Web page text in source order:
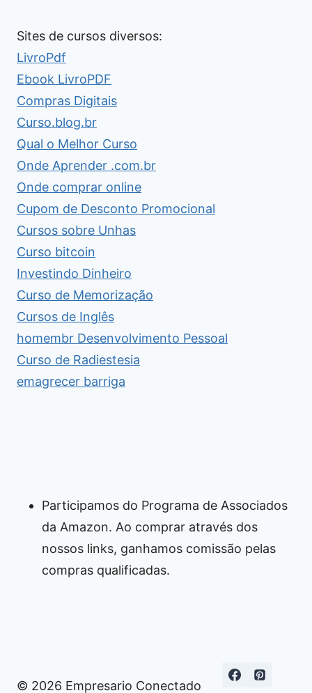
Sites de cursos diversos:
LivroPdf
Ebook LivroPDF
Compras Digitais
Curso.blog.br
Qual o Melhor Curso
Onde Aprender .com.br
Onde comprar online
Cupom de Desconto Promocional
Cursos sobre Unhas
Curso bitcoin
Investindo Dinheiro
Curso de Memorização
Cursos de Inglês
homembr Desenvolvimento Pessoal
Curso de Radiestesia
emagrecer barriga
Participamos do Programa de Associados
da Amazon. Ao comprar através dos
nossos links, ganhamos comissão pelas
compras qualificadas.
© 2026 Empresario Conectado